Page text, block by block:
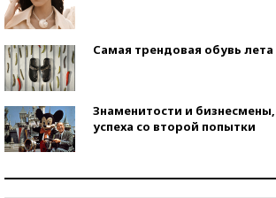
Самая трендовая обувь лета
Знаменитости и
успеха со второй попытки